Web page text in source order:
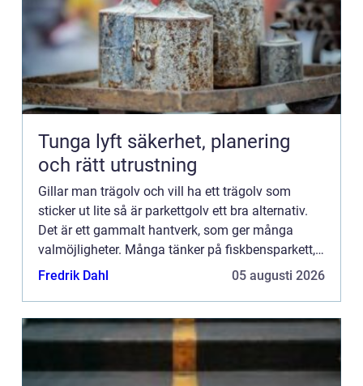
Tunga lyft säkerhet, planering
och rätt utrustning
Gillar man trägolv och vill ha ett trägolv som
sticker ut lite så är parkettgolv ett bra alternativ.
Det är ett gammalt hantverk, som ger många
valmöjligheter. Många tänker på fiskbensparkett,
där stavarna är lagda i ett fiskbensmönster. Men
Fredrik Dahl 05 augusti 2026